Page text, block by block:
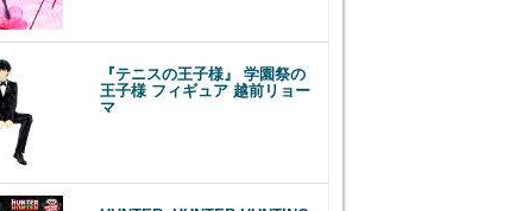
『テニスの王子様』 学園祭の
王子様 フィギュア 越前リョー
マ